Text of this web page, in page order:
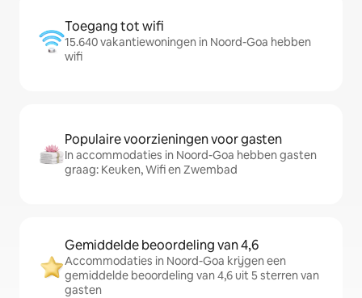
Toegang tot wifi
15.640 vakantiewoningen in Noord-Goa hebben
wifi
Populaire voorzieningen voor gasten
In accommodaties in Noord-Goa hebben gasten
graag: Keuken, Wifi en Zwembad
Gemiddelde beoordeling van 4,6
Accommodaties in Noord-Goa krijgen een
gemiddelde beoordeling van 4,6 uit 5 sterren van
gasten